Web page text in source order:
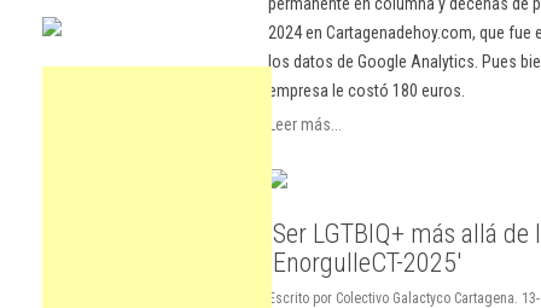
2024 en Cartagenadehoy.com, que
los datos de Google Analytics. Pues
empresa le costó 180 euros.
Leer más...
'Ser LGTBIQ+ más allá
'EnorgulleCT-2025'
Escrito por Colectivo Galactyco Cartagena.